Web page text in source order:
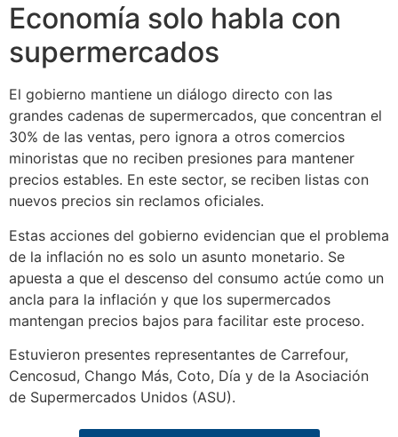
Economía solo habla con
supermercados
El gobierno mantiene un diálogo directo con las
grandes cadenas de supermercados, que concentran el
30% de las ventas, pero ignora a otros comercios
minoristas que no reciben presiones para mantener
precios estables. En este sector, se reciben listas con
nuevos precios sin reclamos oficiales.
Estas acciones del gobierno evidencian que el problema
de la inflación no es solo un asunto monetario. Se
apuesta a que el descenso del consumo actúe como un
ancla para la inflación y que los supermercados
mantengan precios bajos para facilitar este proceso.
Estuvieron presentes representantes de Carrefour,
Cencosud, Chango Más, Coto, Día y de la Asociación
de Supermercados Unidos (ASU).